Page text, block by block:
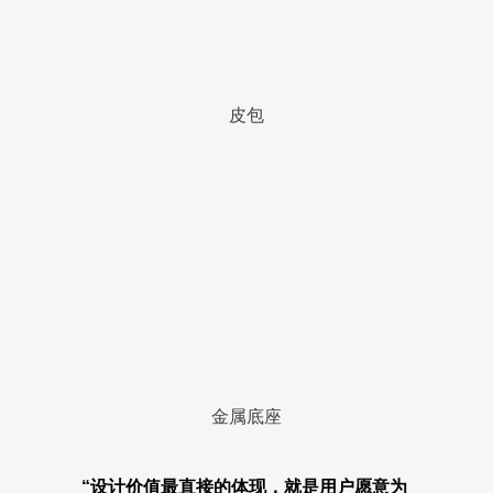
皮包
金属底座
“设计价值最直接的体现，就是用户愿意为